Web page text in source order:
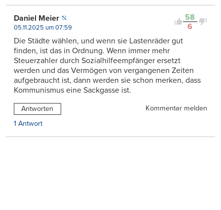
58
6
Daniel Meier
05.11.2025 um 07:59
Die Städte wählen, und wenn sie Lastenräder gut
finden, ist das in Ordnung. Wenn immer mehr
Steuerzahler durch Sozialhilfeempfänger ersetzt
werden und das Vermögen von vergangenen Zeiten
aufgebraucht ist, dann werden sie schon merken, dass
Kommunismus eine Sackgasse ist.
Antworten
Kommentar melden
1 Antwort